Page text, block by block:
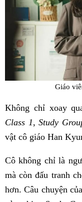
Giáo
Không chỉ xoay
Class 1,Study
vật cô giáo Han
Cô không chỉ là
mà còn đấu tranh
hơn. Câu chuyện